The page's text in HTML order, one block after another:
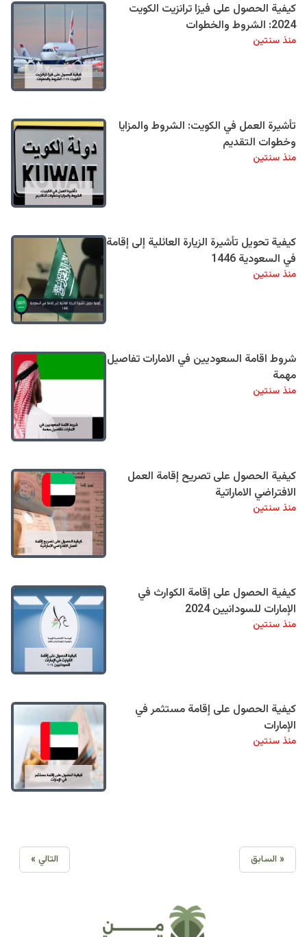
كيفية الحصول على فيزا ترانزيت الكويت
2024: الشروط والخطوات
منذ سنتين
تأشيرة العمل في الكويت: الشروط والمزايا
وخطوات التقديم
منذ سنتين
كيفية تحويل تأشيرة الزيارة العائلية إلى إقامة
في السعودية 1446
منذ سنتين
شروط اقامة السعوديين في الامارات تفاصيل
مهمة
منذ سنتين
كيفية الحصول على تصريح إقامة العمل
الافتراضي الاماراتية
منذ سنتين
كيفية الحصول على إقامة الكوارث في
الإمارات للسودانيين 2024
منذ سنتين
كيفية الحصول على إقامة مستثمر في
الإمارات
منذ سنتين
« السابق التالي »